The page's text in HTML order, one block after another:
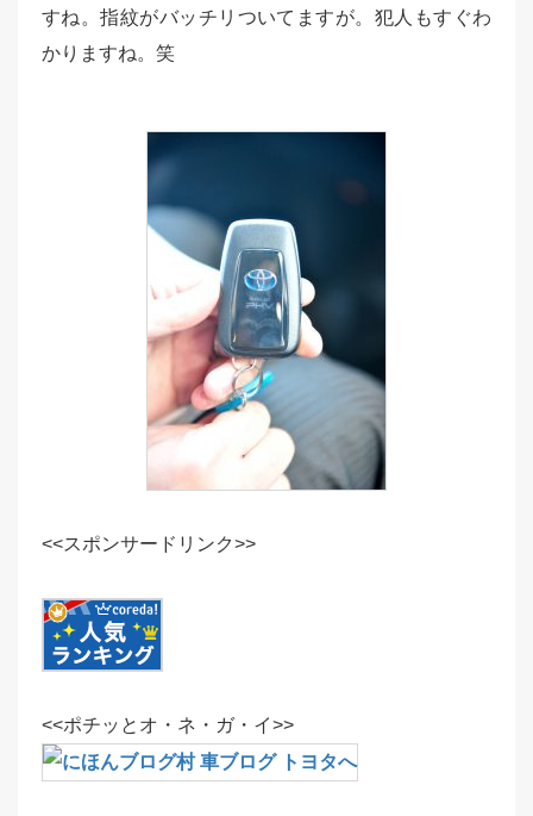
すね。指紋がバッチリついてますが。犯人もすぐわ
かりますね。笑
<<スポンサードリンク>>
<<ポチッとオ・ネ・ガ・イ>>